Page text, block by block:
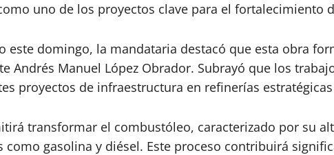
uno de los proyectos clave para el fortalecimiento
este domingo, la mandataria destacó que esta obra
Andrés Manuel López Obrador. Subrayó que los
proyectos de infraestructura en refinerías
transformar el combustóleo, caracterizado por su
gasolina y diésel. Este proceso contribuirá